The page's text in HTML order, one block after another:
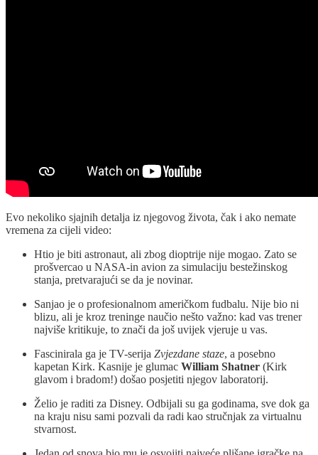
Evo nekoliko sjajnih detalja iz njegovog života, čak i ako nemate
vremena za cijeli video:
Htio je biti astronaut, ali zbog dioptrije nije mogao. Zato se
prošvercao u NASA-in avion za simulaciju bestežinskog
stanja, pretvarajući se da je novinar.
Sanjao je o profesionalnom američkom fudbalu. Nije bio ni
blizu, ali je kroz treninge naučio nešto važno: kad vas trener
najviše kritikuje, to znači da još uvijek vjeruje u vas.
Fascinirala ga je TV-serija Zvjezdane staze, a posebno
kapetan Kirk. Kasnije je glumac William Shatner (Kirk
glavom i bradom!) došao posjetiti njegov laboratorij.
Želio je raditi za Disney. Odbijali su ga godinama, sve dok ga
na kraju nisu sami pozvali da radi kao stručnjak za virtualnu
stvarnost.